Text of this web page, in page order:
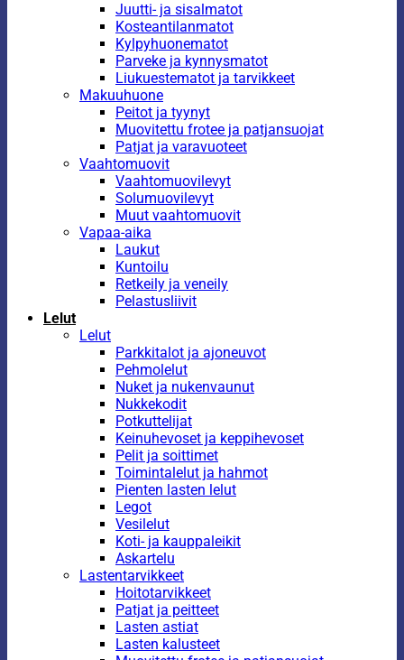
Juutti- ja sisalmatot
Kosteantilanmatot
Kylpyhuonematot
Parveke ja kynnysmatot
Liukuestematot ja tarvikkeet
Makuuhuone
Peitot ja tyynyt
Muovitettu frotee ja patjansuojat
Patjat ja varavuoteet
Vaahtomuovit
Vaahtomuovilevyt
Solumuovilevyt
Muut vaahtomuovit
Vapaa-aika
Laukut
Kuntoilu
Retkeily ja veneily
Pelastusliivit
Lelut
Lelut
Parkkitalot ja ajoneuvot
Pehmolelut
Nuket ja nukenvaunut
Nukkekodit
Potkuttelijat
Keinuhevoset ja keppihevoset
Pelit ja soittimet
Toimintalelut ja hahmot
Pienten lasten lelut
Legot
Vesilelut
Koti- ja kauppaleikit
Askartelu
Lastentarvikkeet
Hoitotarvikkeet
Patjat ja peitteet
Lasten astiat
Lasten kalusteet